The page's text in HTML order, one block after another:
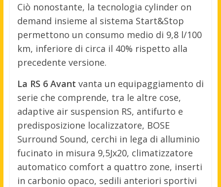
Ciò nonostante, la tecnologia cylinder on
demand insieme al sistema Start&Stop
permettono un consumo medio di 9,8 l/100
km, inferiore di circa il 40% rispetto alla
precedente versione.
La RS 6 Avant vanta un equipaggiamento di
serie che comprende, tra le altre cose,
adaptive air suspension RS, antifurto e
predisposizione localizzatore, BOSE
Surround Sound, cerchi in lega di alluminio
fucinato in misura 9,5Jx20, climatizzatore
automatico comfort a quattro zone, inserti
in carbonio opaco, sedili anteriori sportivi